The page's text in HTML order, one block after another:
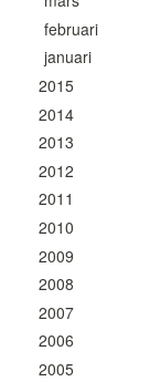
februari
januari
2015
2014
2013
2012
2011
2010
2009
2008
2007
2006
2005